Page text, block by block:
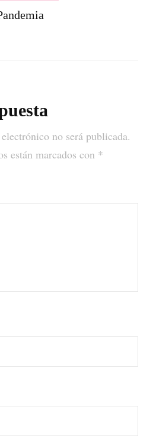
no será publicada.
están marcados con *